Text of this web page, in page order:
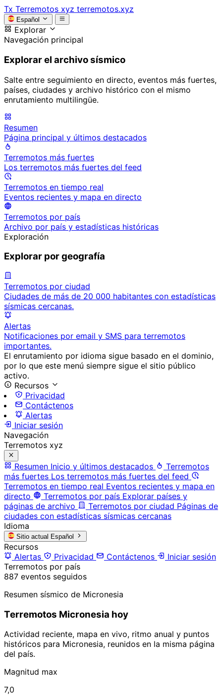
Tx Terremotos xyz terremotos.xyz
Español
Explorar
Navegación principal
Explorar el archivo sísmico
Salte entre seguimiento en directo, eventos más fuertes,
países, ciudades y archivo histórico con el mismo
enrutamiento multilingüe.
Resumen
Página principal y últimos destacados
Terremotos más fuertes
Los terremotos más fuertes del feed
Terremotos en tiempo real
Eventos recientes y mapa en directo
Terremotos por país
Archivo por país y estadísticas históricas
Exploración
Explorar por geografía
Terremotos por ciudad
Ciudades de más de 20 000 habitantes con estadísticas
sísmicas cercanas.
Alertas
Notificaciones por email y SMS para terremotos
importantes.
El enrutamiento por idioma sigue basado en el dominio,
por lo que este menú siempre sigue el sitio público
activo.
Recursos
Privacidad
Contáctenos
Alertas
Iniciar sesión
Navegación
Terremotos xyz
Resumen Inicio y últimos destacados
Terremotos
más fuertes Los terremotos más fuertes del feed
Terremotos en tiempo real Eventos recientes y mapa en
directo
Terremotos por país Explorar países y
páginas de archivo
Terremotos por ciudad Páginas de
ciudades con estadísticas sísmicas cercanas
Idioma
Sitio actual Español
Recursos
Alertas
Privacidad Contáctenos
Iniciar sesión
Terremotos por país
887 eventos seguidos
Resumen sísmico de Micronesia
Terremotos Micronesia hoy
Actividad reciente, mapa en vivo, ritmo anual y puntos
históricos para Micronesia, reunidos en la misma página
del país.
Magnitud max
7,0